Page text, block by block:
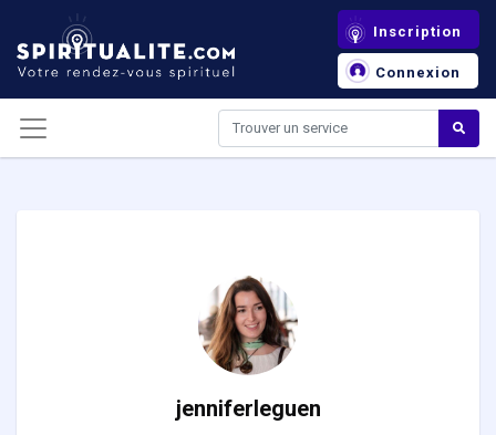
Inscription
Connexion
jenniferleguen